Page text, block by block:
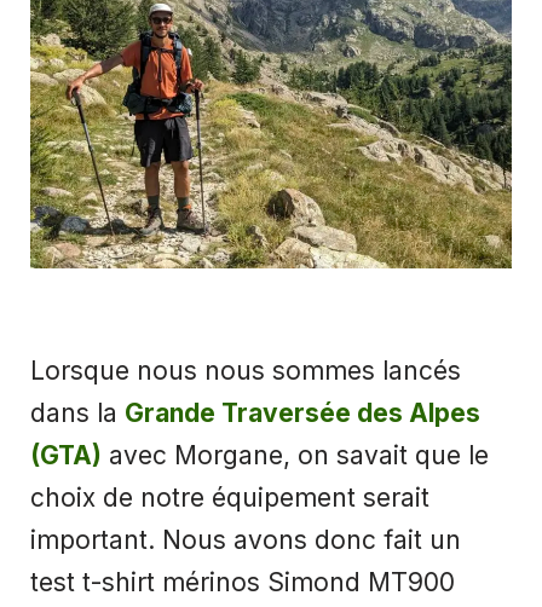
Lorsque nous nous sommes lancés
dans la Grande Traversée des Alpes
(GTA) avec Morgane, on savait que le
choix de notre équipement serait
important. Nous avons donc fait un
test t-shirt mérinos Simond MT900